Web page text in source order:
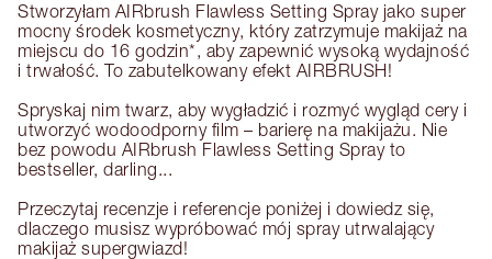
Stworzyłam AIRbrush Flawless Setting Spray jako super
mocny środek kosmetyczny, który zatrzymuje makijaż na
miejscu do 16 godzin*, aby zapewnić wysoką wydajność
i trwałość. To zabutelkowany efekt AIRBRUSH!
Spryskaj nim twarz, aby wygładzić i rozmyć wygląd cery i
utworzyć wodoodporny film – barierę na makijażu. Nie
bez powodu AIRbrush Flawless Setting Spray to
bestseller, darling...
Przeczytaj recenzje i referencje poniżej i dowiedz się,
dlaczego musisz wypróbować mój spray utrwalający
makijaż supergwiazd!